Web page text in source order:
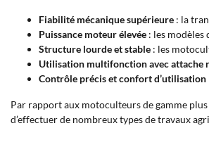
Fiabilité mécanique supérieure : la
Puissance moteur élevée : les modèles
Structure lourde et stable : les
Utilisation multifonction avec attache
Contrôle précis et confort d’utilisation
Par rapport aux motoculteurs de gamme
d’effectuer de nombreux types de travaux